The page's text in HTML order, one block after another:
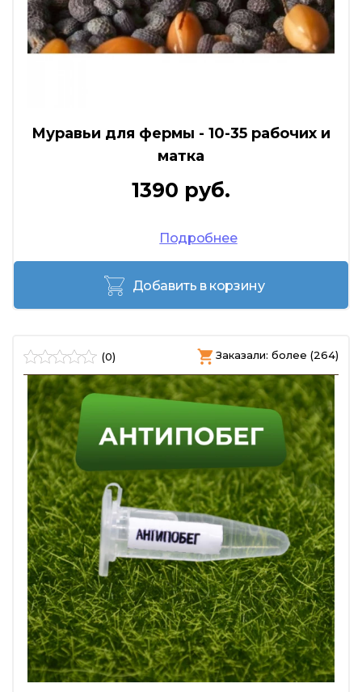
Муравьи для фермы - 10-35 рабочих и
матка
1390 руб.
Подробнее
Добавить в корзину
(0) Заказали: более (264)